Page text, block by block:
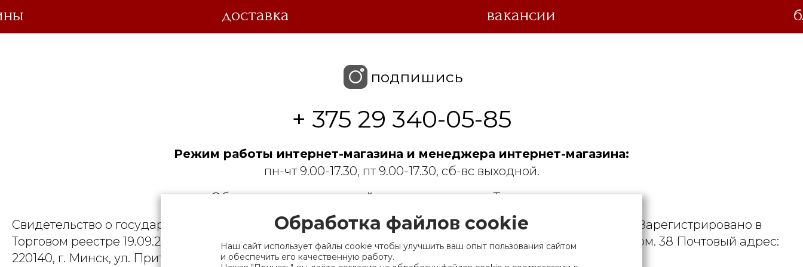
доставка вакансии
подпишись
+ 375 29 340-05-85
Режим работы интернет-магазина и менеджера интернет-магазина:
пн-чт 9.00-17.30, пт 9.00-17.30, сб-вс выходной.
Общество с ограниченной ответственностью «Торгиндустрия».
Свидетельство о государственной регистрации выдано Мингорисполкомом 01.06.2022. УНП 190729471. Зарегистрировано в
Торговом реестре 19.09.2025, № 758300. Юридический адрес: 220007, г. Минск, ул. Фабрициуса, д. 9А, пом. 38 Почтовый адрес:
220140, г. Минск, ул. Притыцкого, д.79, пом. 9
Обработка файлов cookie
Наш сайт использует файлы cookie чтобы улучшить ваш опыт пользования сайтом
и обеспечить его качественную работу.